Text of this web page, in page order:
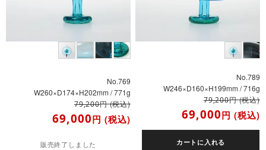
No.769
W260×D174×H202mm / 771g
79,200円(税込)
69,000円 (税込)
販売終了しました
No.789
W246×D160×H199mm / 716g
79,200円(税込)
69,000円 (税込)
カートに入れる